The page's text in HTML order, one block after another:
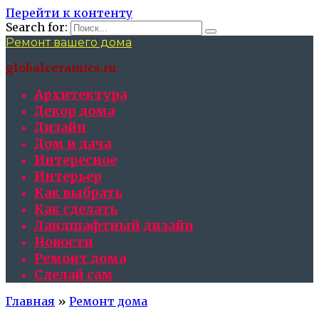
Перейти к контенту
Search for:
Ремонт вашего дома
globalceramics.ru
Архитектура
Декор дома
Дизайн
Дом и дача
Интересное
Интерьер
Как выбрать
Как сделать
Ландшафтный дизайн
Новости
Ремонт дома
Сделай сам
Главная » Ремонт дома